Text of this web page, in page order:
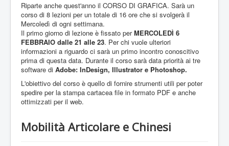
Riparte anche quest'anno il CORSO DI GRAFICA. Sarà un
corso di 8 lezioni per un totale di 16 ore che si svolgerà il
Mercoledì di ogni settimana.
Il primo giorno di lezione è fissato perMERCOLEDÌ 6
FEBBRAIO dalle 21 alle 23. Per chi vuole ulteriori
informazioni a riguardo ci sarà un primo incontro conoscitivo
prima di questa data. Durante il corso sarà data priorità ai tre
software di Adobe: InDesign, Illustrator e Photoshop.
L'obiettivo del corso è quello di fornire strumenti utili per poter
spedire per la stampa cartacea file in formato PDF e anche
ottimizzati per il web.
Mobilità Articolare e Chinesi